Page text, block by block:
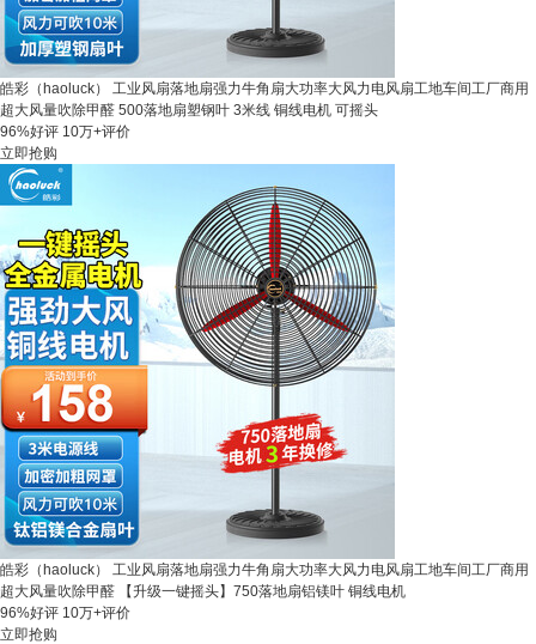
皓彩（haoluck） 工业风扇落地扇强力牛角扇大功率大风力电风扇工地车间工厂商用
超大风量吹除甲醛 500落地扇塑钢叶 3米线 铜线电机 可摇头
96%好评 10万+评价
立即抢购
皓彩（haoluck） 工业风扇落地扇强力牛角扇大功率大风力电风扇工地车间工厂商用
超大风量吹除甲醛 【升级一键摇头】750落地扇铝镁叶 铜线电机
96%好评 10万+评价
立即抢购